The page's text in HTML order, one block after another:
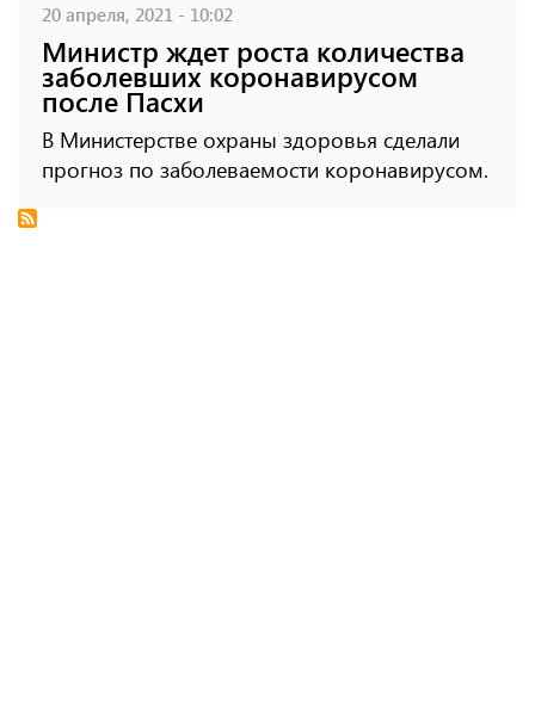
20 апреля, 2021 - 10:02
Министр ждет роста количества
заболевших коронавирусом
после Пасхи
В Министерстве охраны здоровья сделали
прогноз по заболеваемости коронавирусом.